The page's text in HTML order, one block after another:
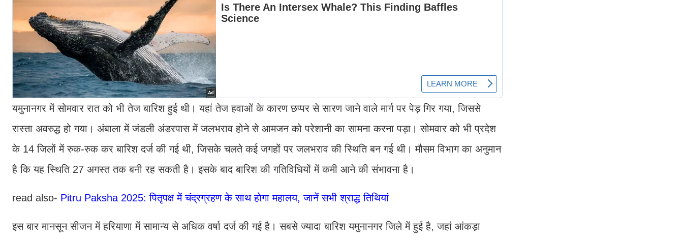
यमुनानगर में सोमवार रात को भी तेज बारिश हुई थी। यहां तेज हवाओं के कारण छप्पर से सारण जाने वाले मार्ग पर पेड़ गिर गया, जिससे
रास्ता अवरुद्ध हो गया। अंबाला में जंडली अंडरपास में जलभराव होने से आमजन को परेशानी का सामना करना पड़ा। सोमवार को भी प्रदेश
के 14 जिलों में रुक-रुक कर बारिश दर्ज की गई थी, जिसके चलते कई जगहों पर जलभराव की स्थिति बन गई थी। मौसम विभाग का अनुमान
है कि यह स्थिति 27 अगस्त तक बनी रह सकती है। इसके बाद बारिश की गतिविधियों में कमी आने की संभावना है।
read also- Pitru Paksha 2025: पितृपक्ष में चंद्रग्रहण के साथ होगा महालय, जानें सभी श्राद्ध तिथियां
इस बार मानसून सीजन में हरियाणा में सामान्य से अधिक वर्षा दर्ज की गई है। सबसे ज्यादा बारिश यमुनानगर जिले में हुई है, जहां आंकड़ा